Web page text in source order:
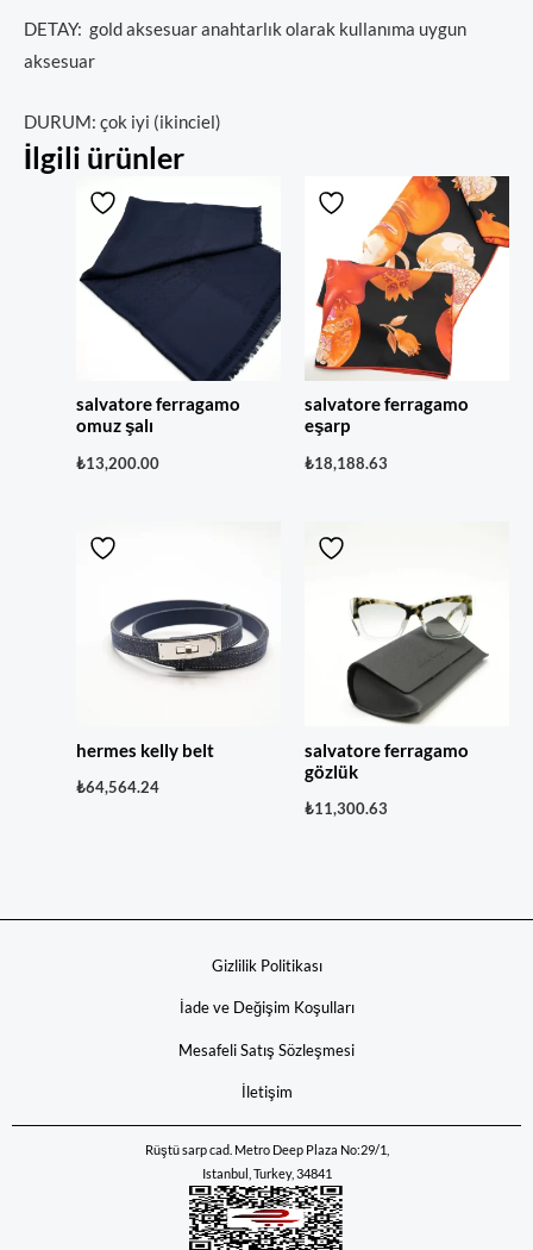
DETAY: gold aksesuar anahtarlık olarak kullanıma uygun
aksesuar
DURUM: çok iyi (ikinciel)
İlgili ürünler
salvatore ferragamo
omuz şalı
₺13,200.00
salvatore ferragamo
eşarp
₺18,188.63
hermes kelly belt
₺64,564.24
salvatore ferragamo
gözlük
₺11,300.63
Gizlilik Politikası
İade ve Değişim Koşulları
Mesafeli Satış Sözleşmesi
İletişim
Rüştü sarp cad. Metro Deep Plaza No:29/1,
Istanbul, Turkey, 34841